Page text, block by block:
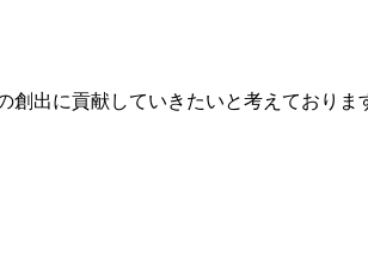
創出に貢献していきたいと考えておりま